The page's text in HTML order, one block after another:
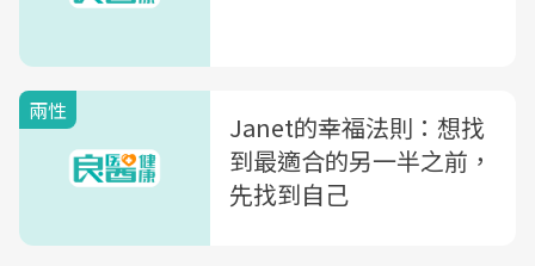
兩性
Janet的幸福法則：想找
到最適合的另一半之前，
先找到自己